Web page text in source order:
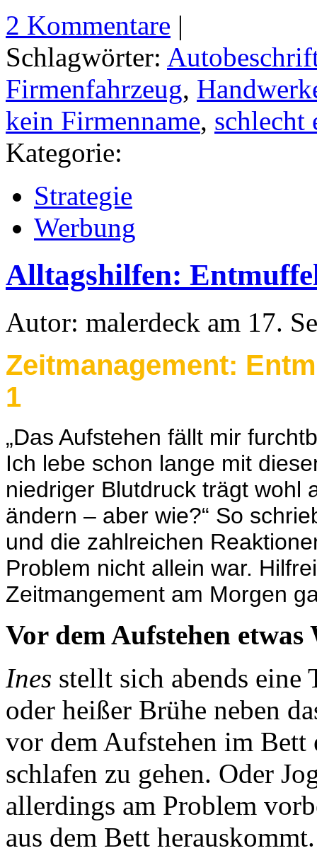
2 Kommentare |
Schlagwörter:
Firmenfahrzeug,
kein Firmenname, schlecht
Kategorie:
Strategie
Werbung
Alltagshilfen:
Autor: malerdeck am 17.
Zeitmanagement:
1
„Das Aufstehen fällt mir
Ich lebe schon lange mit
niedriger Blutdruck trägt wohl
ändern – aber wie?“ So
und die zahlreichen
Problem nicht allein war.
Zeitmangement am Morgen
Vor dem Aufstehen etwas
Ines stellt sich abends eine
oder heißer Brühe neben
vor dem Aufstehen im Bett
schlafen zu gehen. Oder
allerdings am Problem
aus dem Bett herauskommt.